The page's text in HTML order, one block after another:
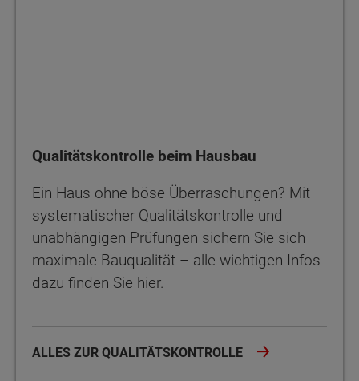
Qualitätskontrolle beim Hausbau
Ein Haus ohne böse Überraschungen? Mit
systematischer Qualitätskontrolle und
unabhängigen Prüfungen sichern Sie sich
maximale Bauqualität – alle wichtigen Infos
dazu finden Sie hier.
ALLES ZUR QUALITÄTSKONTROLLE